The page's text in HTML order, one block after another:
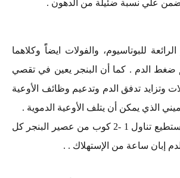
علي نسبة ضئيلة من الدهون .
للبوتاسيوم، والفولات ايضاًً وكلاهما
ضغط الدم . كما أن البنجر يعين في تقصي
وتزايد تدفق الدم وتدعيم وظائف الأوعية
الذي يمكن أن يتلف الأوعية الدموية .
توميء الأبحاث أنه تَستطيع تناول 1 -2 كوب من عصير البنجر كل
إبان ساعة من الإستهلاك . .